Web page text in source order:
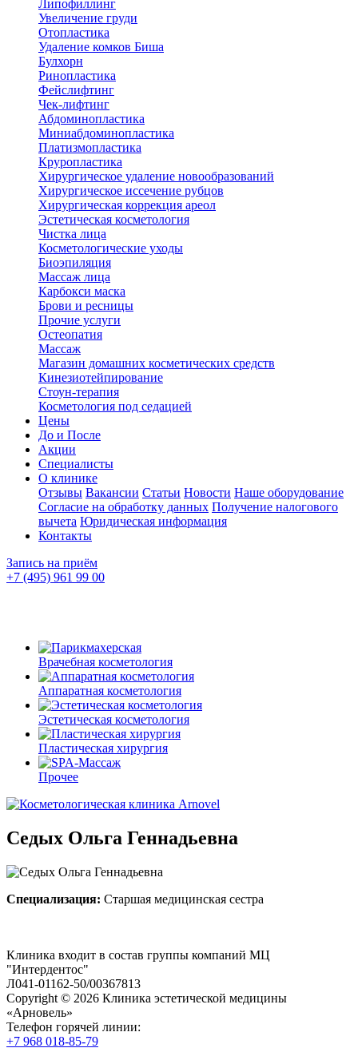
Липофиллинг
Увеличение груди
Отопластика
Удаление комков Биша
Булхорн
Ринопластика
Фейслифтинг
Чек-лифтинг
Абдоминопластика
Миниабдоминопластика
Платизмопластика
Круропластика
Хирургическое удаление новообразований
Хирургическое иссечение рубцов
Хирургическая коррекция ареол
Эстетическая косметология
Чистка лица
Косметологические уходы
Биоэпиляция
Массаж лица
Карбокси маска
Брови и ресницы
Прочие услуги
Остеопатия
Массаж
Магазин домашних косметических средств
Кинезиотейпирование
Стоун-терапия
Косметология под седацией
Цены
До и После
Акции
Специалисты
О клинике
Отзывы Вакансии Статьи Новости Наше оборудование
Согласие на обработку данных Получение налогового
вычета Юридическая информация
Контакты
Запись на приём
+7 (495) 961 99 00
Врачебная косметология
Аппаратная косметология
Эстетическая косметология
Пластическая хирургия
Прочее
Седых Ольга Геннадьевна
Специализация: Старшая медицинская сестра
Клиника входит в состав группы компаний МЦ
"Интердентос"
Л041-01162-50/00367813
Copyright © 2026 Клиника эстетической медицины
«Арновель»
Телефон горячей линии:
+7 968 018-85-79